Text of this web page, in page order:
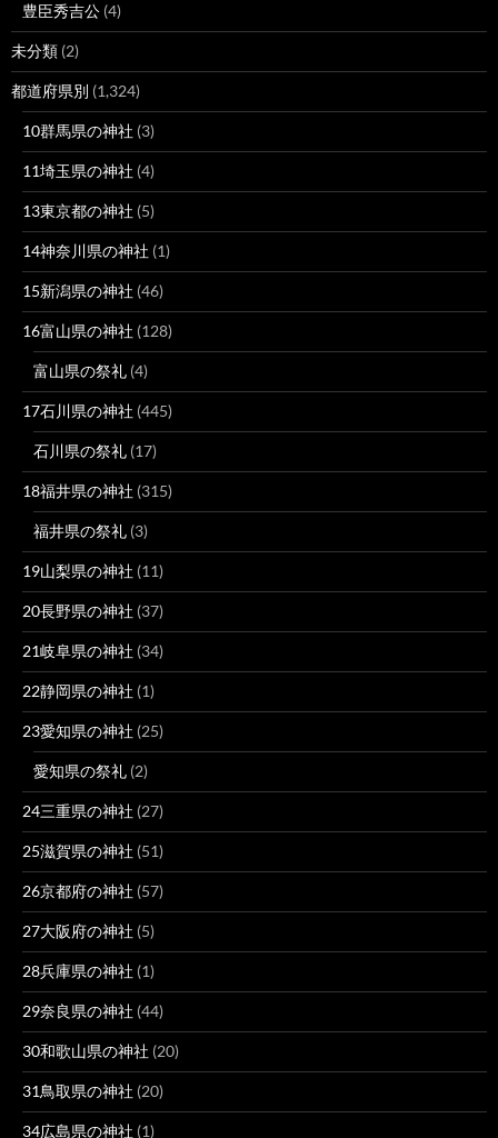
豊臣秀吉公 (4)
未分類 (2)
都道府県別 (1,324)
10群馬県の神社 (3)
11埼玉県の神社 (4)
13東京都の神社 (5)
14神奈川県の神社 (1)
15新潟県の神社 (46)
16富山県の神社 (128)
富山県の祭礼 (4)
17石川県の神社 (445)
石川県の祭礼 (17)
18福井県の神社 (315)
福井県の祭礼 (3)
19山梨県の神社 (11)
20長野県の神社 (37)
21岐阜県の神社 (34)
22静岡県の神社 (1)
23愛知県の神社 (25)
愛知県の祭礼 (2)
24三重県の神社 (27)
25滋賀県の神社 (51)
26京都府の神社 (57)
27大阪府の神社 (5)
28兵庫県の神社 (1)
29奈良県の神社 (44)
30和歌山県の神社 (20)
31鳥取県の神社 (20)
34広島県の神社 (1)